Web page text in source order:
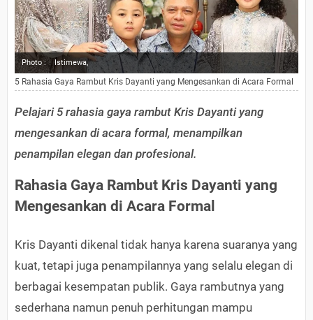
Photo : Istimewa,
5 Rahasia Gaya Rambut Kris Dayanti yang Mengesankan di Acara Formal
Pelajari 5 rahasia gaya rambut Kris Dayanti yang
mengesankan di acara formal, menampilkan
penampilan elegan dan profesional.
Rahasia Gaya Rambut Kris Dayanti yang
Mengesankan di Acara Formal
Kris Dayanti dikenal tidak hanya karena suaranya yang
kuat, tetapi juga penampilannya yang selalu elegan di
berbagai kesempatan publik. Gaya rambutnya yang
sederhana namun penuh perhitungan mampu